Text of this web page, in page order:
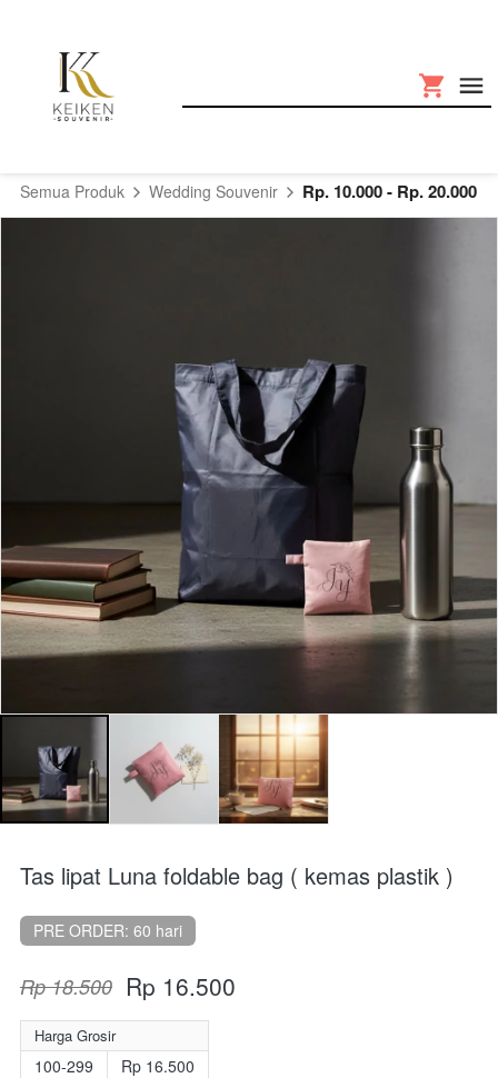
Semua Produk Wedding Souvenir Rp. 10.000 - Rp. 20.000
Tas lipat Luna foldable bag ( kemas plastik )
PRE ORDER: 60 hari
Rp 18.500 Rp 16.500
Harga Grosir
100-299
Rp 16.500